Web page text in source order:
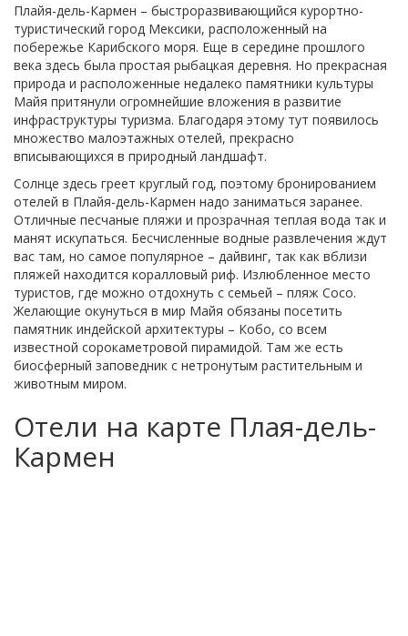
Плайя-дель-Кармен – быстроразвивающийся курортно-
туристический город Мексики, расположенный на
побережье Карибского моря. Еще в середине прошлого
века здесь была простая рыбацкая деревня. Но прекрасная
природа и расположенные недалеко памятники культуры
Майя притянули огромнейшие вложения в развитие
инфраструктуры туризма. Благодаря этому тут появилось
множество малоэтажных отелей, прекрасно
вписывающихся в природный ландшафт.
Солнце здесь греет круглый год, поэтому бронированием
отелей в Плайя-дель-Кармен надо заниматься заранее.
Отличные песчаные пляжи и прозрачная теплая вода так и
манят искупаться. Бесчисленные водные развлечения ждут
вас там, но самое популярное – дайвинг, так как вблизи
пляжей находится коралловый риф. Излюбленное место
туристов, где можно отдохнуть с семьей – пляж Сосо.
Желающие окунуться в мир Майя обязаны посетить
памятник индейской архитектуры – Кобо, со всем
известной сорокаметровой пирамидой. Там же есть
биосферный заповедник с нетронутым растительным и
животным миром.
Отели на карте Плая-дель-
Кармен